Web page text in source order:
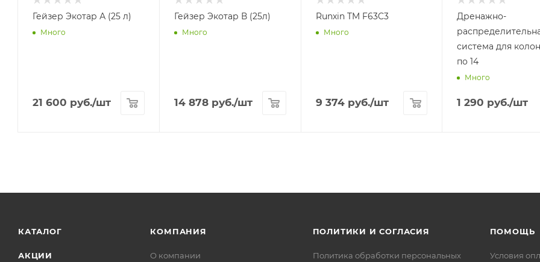
Гейзер Экотар А (25 л)
Много
21 600 руб./шт
Гейзер Экотар В (25л)
Много
14 878руб./шт
Runxin TM F63C3
Много
9 374руб./шт
Дренажно-
система для
по 14
Много
1 290 руб./шт
КАТАЛОГ
АКЦИИ
КОМПАНИЯ
О компании
ПОЛИТИКИ И СОГЛАСИЯ
Политика обработки персональных
ПОМОЩЬ
Условия